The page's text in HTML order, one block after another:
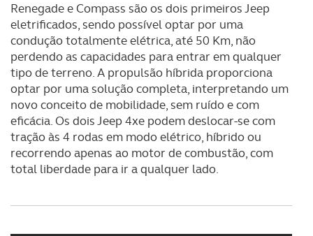
Renegade e Compass são os dois primeiros Jeep
eletrificados, sendo possível optar por uma
condução totalmente elétrica, até 50 Km, não
perdendo as capacidades para entrar em qualquer
tipo de terreno. A propulsão híbrida proporciona
optar por uma solução completa, interpretando um
novo conceito de mobilidade, sem ruído e com
eficácia. Os dois Jeep 4xe podem deslocar-se com
tração às 4 rodas em modo elétrico, híbrido ou
recorrendo apenas ao motor de combustão, com
total liberdade para ir a qualquer lado.